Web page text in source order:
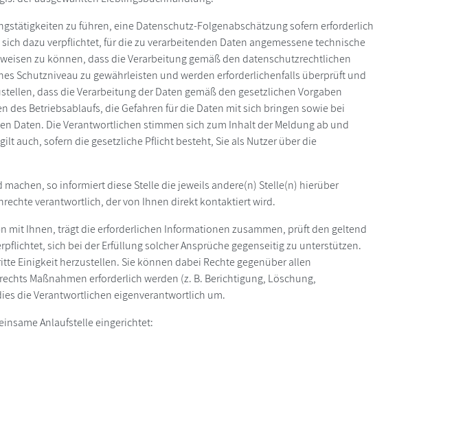
zu führen, eine Datenschutz-Folgenabschätzung sofern erforderlich
dazu verpflichtet, für die zu verarbeitenden Daten angemessene technische
zu können, dass die Verarbeitung gemäß den datenschutzrechtlichen
Schutzniveau zu gewährleisten und werden erforderlichenfalls überprüft und
dass die Verarbeitung der Daten gemäß den gesetzlichen Vorgaben
Betriebsablaufs, die Gefahren für die Daten mit sich bringen sowie bei
Daten. Die Verantwortlichen stimmen sich zum Inhalt der Meldung ab und
auch, sofern die gesetzliche Pflicht besteht, Sie als Nutzer über die
so informiert diese Stelle die jeweils andere(n) Stelle(n) hierüber
verantwortlich, der von Ihnen direkt kontaktiert wird.
Ihnen, trägt die erforderlichen Informationen zusammen, prüft den geltend
sich bei der Erfüllung solcher Ansprüche gegenseitig zu unterstützen.
Einigkeit herzustellen. Sie können dabei Rechte gegenüber allen
Maßnahmen erforderlich werden (z. B. Berichtigung, Löschung,
die Verantwortlichen eigenverantwortlich um.
Anlaufstelle eingerichtet: